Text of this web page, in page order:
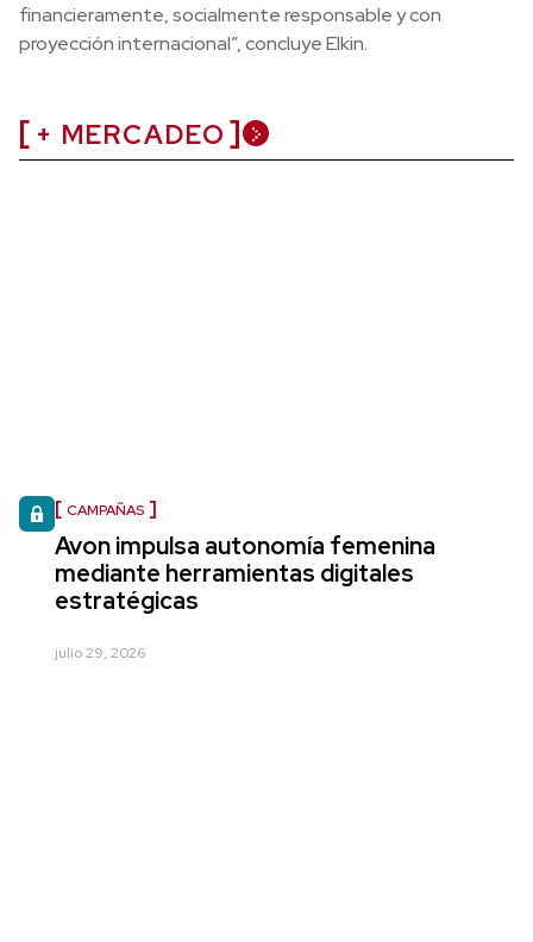
financieramente, socialmente responsable y con
proyección internacional”, concluye Elkin.
+ MERCADEO
CAMPAÑAS
Avon impulsa autonomía femenina
mediante herramientas digitales
estratégicas
julio 29, 2026